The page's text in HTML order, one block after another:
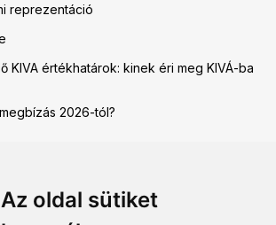
Az oldal sütiket
reprezentáció
KIVA értékhatárok: kinek éri meg KIVÁ-ba
2026-tól?